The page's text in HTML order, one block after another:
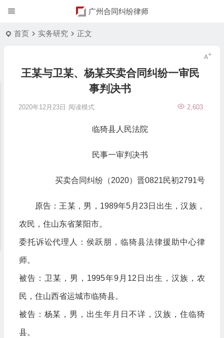
广州合同纠纷律师
首页 实务研究 正文
王某与卫某、杨某买卖合同纠纷一审民
事判决书
2020年12月23日 2,603
阅读模式
临猗县人民法院
民事一审判决书
买卖合同纠纷（2020）晋0821民初2791号
原告：王某，男，1989年5月23日出生，汉族，
农民，住山东省莱阳市。
委托诉讼代理人：侯跃朋，临猗县法律援助中心律
师。
被告：卫某，男，1995年9月12日出生，汉族，农
民，住山西省运城市临猗县。
被告：杨某，男，出生年月日不详，汉族，住临猗
县。